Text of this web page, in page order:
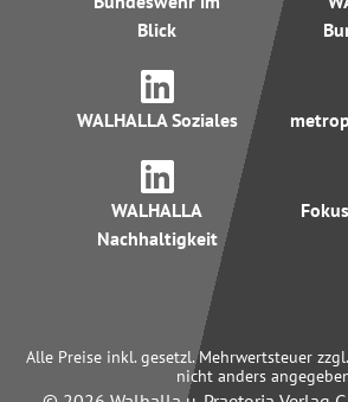
Blick
WALHALLA Soziales
WALHALLA
Nachhaltigkeit
Alle Preise inkl. gesetzl. Mehrwertsteuer
nicht anders